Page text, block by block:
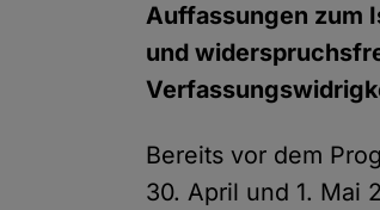
Auffassungen zum
und
Bereits vor dem
30. April und 1. Mai